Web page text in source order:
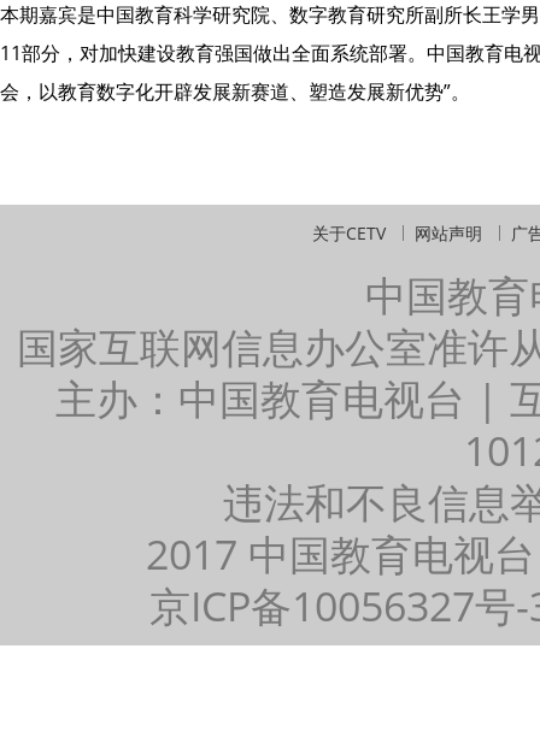
本期嘉宾是中国教育科学研究院、数字教育研究所副所长王学
11部分，对加快建设教育强国做出全面系统部署。中国教育电
会，以教育数字化开辟发展新赛道、塑造发展新优势”。
关于CETV 网站声明 广
中国教
国家互联网信息办公室准许
主办：中国教育电视台 |
违法和不良信息
2017 中国教育电视
京ICP备10056327号